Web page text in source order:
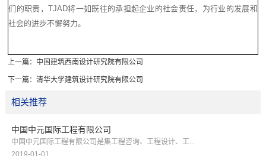
们的职责，TJAD将一如既往的承担起企业的社会责任，为行业的发展和
社会的进步不懈努力。
上一篇： 中国建筑西南设计研究院有限公司
下一篇：清华大学建筑设计研究院有限公司
相关推荐
中国中元国际工程有限公司
中国中元国际工程有限公司是集工程咨询、工程设计、工...
2019-01-01